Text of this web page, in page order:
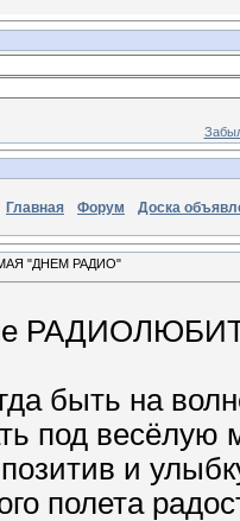
Главная Форум Доска
"ДНЕМ РАДИО"
быть на
под
и
полета